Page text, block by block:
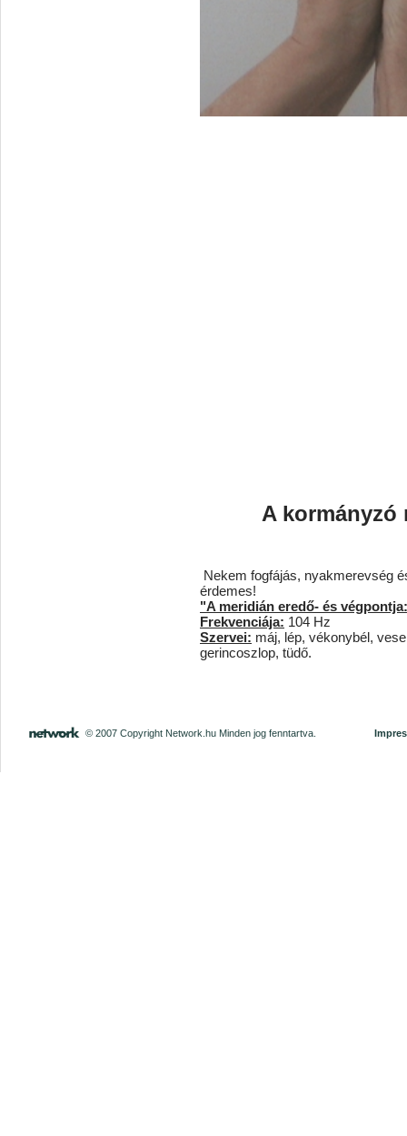
A kormányzó
Nekem fogfájás, nyakmerevség
érdemes!
"A meridián eredő- és végpontja:
Frekvenciája: 104 Hz
Szervei: máj, lép, vékonybél,
gerincoszlop, tüdő.
© 2007 Copyright Network.hu Minden jog fenntartva.